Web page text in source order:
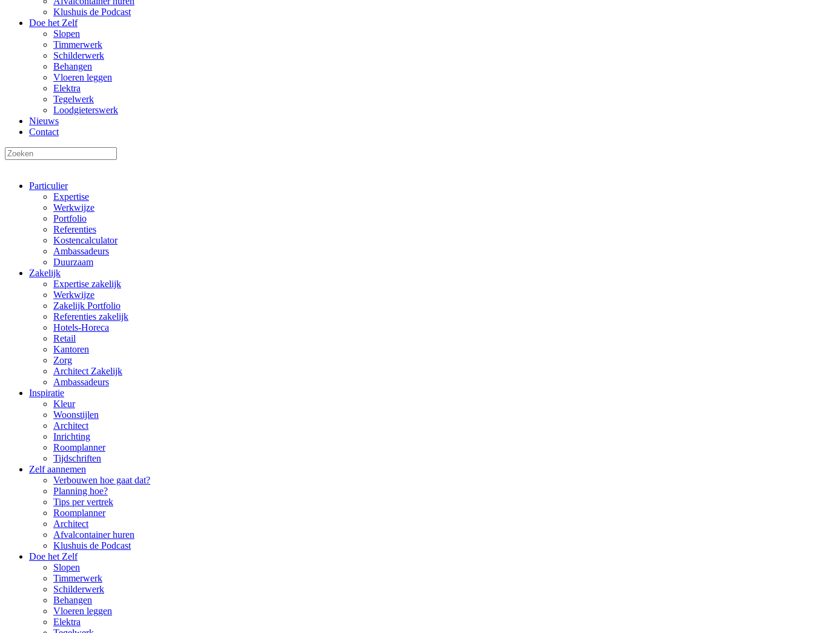
Klushuis de Podcast
Doe het Zelf
Slopen
Timmerwerk
Schilderwerk
Behangen
Vloeren leggen
Elektra
Tegelwerk
Loodgieterswerk
Nieuws
Contact
Particulier
Expertise
Werkwijze
Portfolio
Referenties
Kostencalculator
Ambassadeurs
Duurzaam
Zakelijk
Expertise zakelijk
Werkwijze
Zakelijk Portfolio
Referenties zakelijk
Hotels-Horeca
Retail
Kantoren
Zorg
Architect Zakelijk
Ambassadeurs
Inspiratie
Kleur
Woonstijlen
Architect
Inrichting
Roomplanner
Tijdschriften
Zelf aannemen
Verbouwen hoe gaat dat?
Planning hoe?
Tips per vertrek
Roomplanner
Architect
Afvalcontainer huren
Klushuis de Podcast
Doe het Zelf
Slopen
Timmerwerk
Schilderwerk
Behangen
Vloeren leggen
Elektra